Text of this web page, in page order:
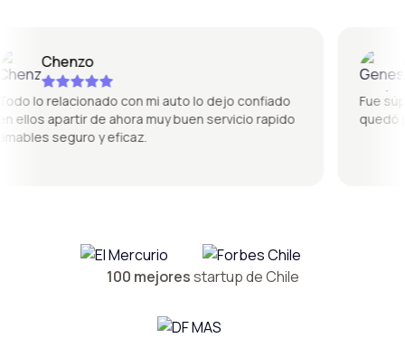
Chenzo
lo relacionado con mi auto lo dejo confiado
apartir de ahora muy buen servicio rapido
seguro y eficaz.
Fue
quedó
100 mejoresstartup de Chile